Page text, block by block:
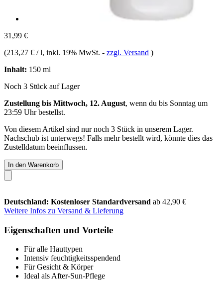
31,99 €
(213,27 € / l, inkl. 19% MwSt. - zzgl. Versand )
Inhalt: 150 ml
Noch 3 Stück auf Lager
Zustellung bis Mittwoch, 12. August, wenn du bis Sonntag um
23:59 Uhrbestellst.
Von diesem Artikel sind nur noch 3 Stück in unserem Lager.
Nachschub ist unterwegs! Falls mehr bestellt wird, könnte dies das
Zustelldatum beeinflussen.
In den Warenkorb
Deutschland: Kostenloser Standardversand ab 42,90 €
Weitere Infos zu Versand & Lieferung
Eigenschaften und Vorteile
Für alle Hauttypen
Intensiv feuchtigkeitsspendend
Für Gesicht & Körper
Ideal als After-Sun-Pflege